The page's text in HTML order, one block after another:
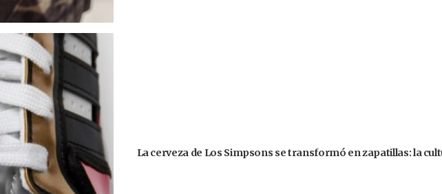
La cerveza de Los Simpsons se transformó en zapatillas: la